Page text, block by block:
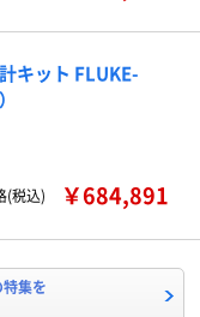
キット FLUKE-
(税込) ￥684,891
集を